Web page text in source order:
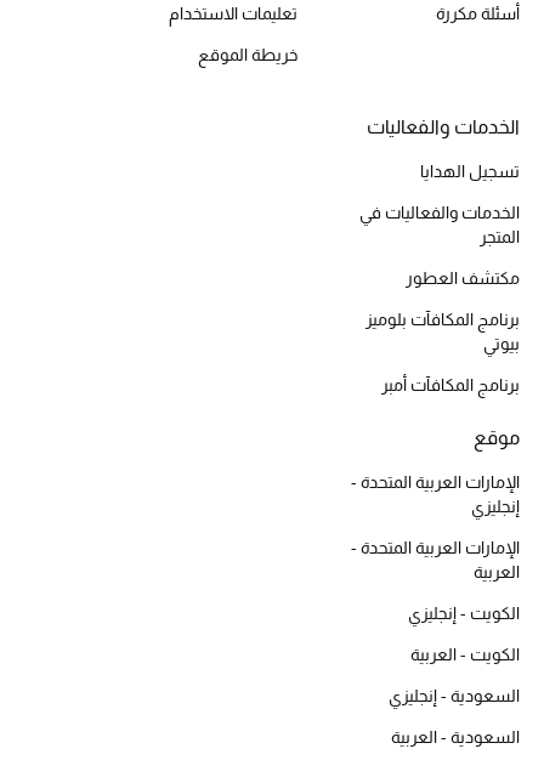
حقائب رجالية
أبرز المصممين
أبرز الحقائب
أحذية النسائية
أحذية للأطفال
أبرز المصممين
أسئلة مكررة تعليمات الاستخدام
خريطة الموقع
الخدمات والفعاليات
تسجيل الهدايا
الخدمات والفعاليات في
المتجر
مكتشف العطور
برنامج المكافآت بلوميز
بيوتي
برنامج المكافآت أمبر
موقع
الإمارات العربية المتحدة -
إنجليزي
الإمارات العربية المتحدة -
العربية
الكويت - إنجليزي
الكويت - العربية
السعودية - إنجليزي
السعودية - العربية